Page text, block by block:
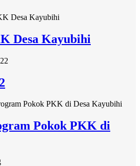
Desa Kayubihi
Pokok PKK di